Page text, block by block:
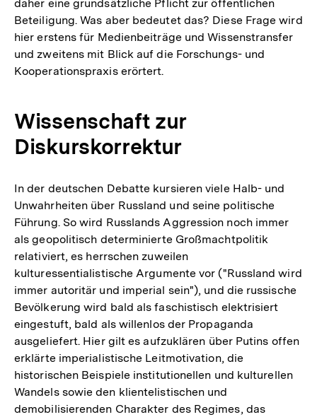
daher eine grundsätzliche Pflicht zur öffentlichen
Beteiligung. Was aber bedeutet das? Diese Frage wird
hier erstens für Medienbeiträge und Wissenstransfer
und zweitens mit Blick auf die Forschungs- und
Kooperationspraxis erörtert.
Wissenschaft zur
Diskurskorrektur
In der deutschen Debatte kursieren viele Halb- und
Unwahrheiten über Russland und seine politische
Führung. So wird Russlands Aggression noch immer
als geopolitisch determinierte Großmachtpolitik
relativiert, es herrschen zuweilen
kulturessentialistische Argumente vor ("Russland wird
immer autoritär und imperial sein"), und die russische
Bevölkerung wird bald als faschistisch elektrisiert
eingestuft, bald als willenlos der Propaganda
ausgeliefert. Hier gilt es aufzuklären über Putins offen
erklärte imperialistische Leitmotivation, die
historischen Beispiele institutionellen und kulturellen
Wandels sowie den klientelistischen und
demobilisierenden Charakter des Regimes, das